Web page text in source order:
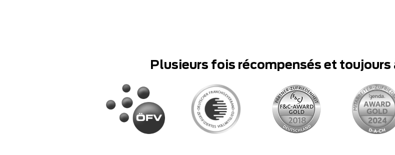
Plusieurs fois récompensés et